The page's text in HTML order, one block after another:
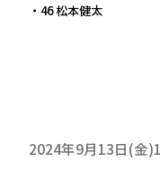
・46 松本健太
2024年9月13日(金